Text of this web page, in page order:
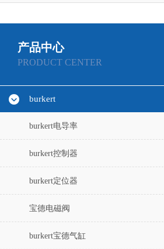
产品中心
PRODUCT CENTER
burkert
burkert电导率
burkert控制器
burkert定位器
宝德电磁阀
burkert宝德气缸